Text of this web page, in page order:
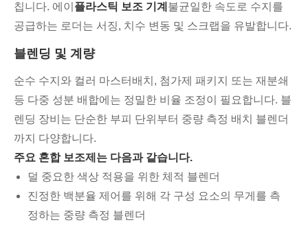
칩니다. 에이 플라스틱 보조 기계 불균일한 속도로 수지를
공급하는 로더는 서징, 치수 변동 및 스크랩을 유발합니다.
블렌딩 및 계량
순수 수지와 컬러 마스터배치, 첨가제 패키지 또는 재분쇄
등 다중 성분 배합에는 정밀한 비율 조정이 필요합니다. 블
렌딩 장비는 단순한 부피 단위부터 중량 측정 배치 블렌더
까지 다양합니다.
주요 혼합 보조제는 다음과 같습니다.
덜 중요한 색상 적용을 위한 체적 블렌더
진정한 백분율 제어를 위해 각 구성 요소의 무게를 측
정하는 중량 측정 블렌더